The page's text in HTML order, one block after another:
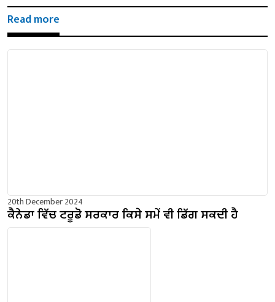
Read more
20th December 2024
ਕੈਨੇਡਾ ਵਿੱਚ ਟਰੂਡੋ ਸਰਕਾਰ ਕਿਸੇ ਸਮੇਂ ਵੀ ਡਿੱਗ ਸਕਦੀ ਹੈ